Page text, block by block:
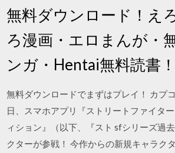
無料ダウンロード！え
ろ漫画・エロまんが・
ンガ・Hentai無料読書！
無料ダウンロードでまずはプレイ！ カプ
日、スマホアプリ『ストリートファイタ
ィション』（以下、『スト sfシリーズ過
クターが参戦！ 今作からの新規キャラク